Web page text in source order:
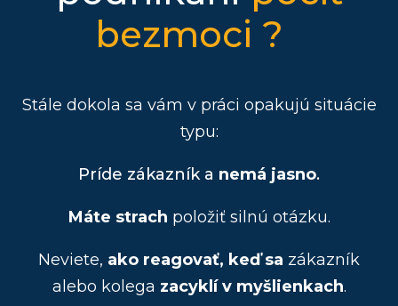
bezmoci ?
Stále dokola sa vám v práci opakujú situácie
typu:
Príde zákazník a nemá jasno.
Máte strach položiť silnú otázku.
Neviete, ako reagovať, keď sa zákazník
alebo kolega zacyklí v myšlienkach.